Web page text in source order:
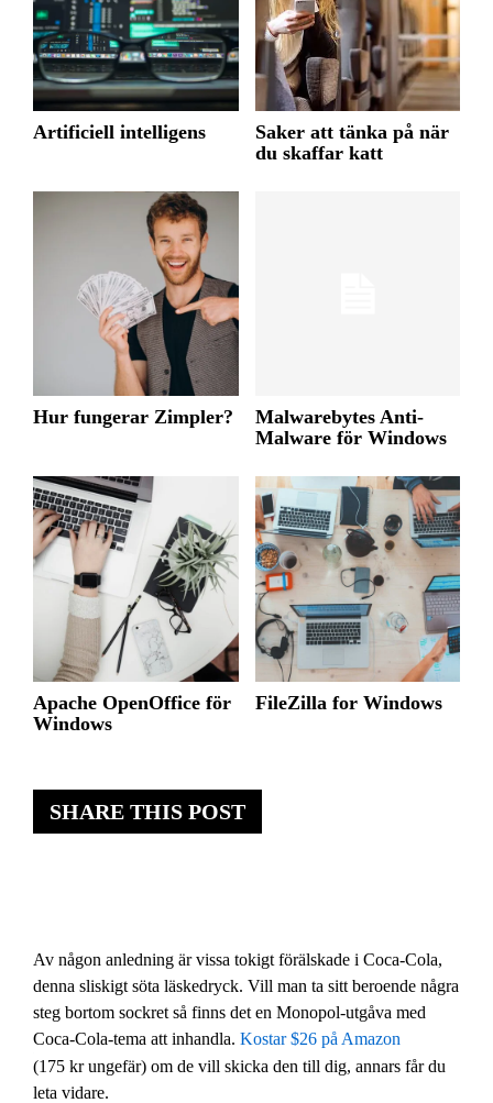
SHARE THIS POST
Av någon anledning är vissa tokigt förälskade i Coca-Cola,
denna sliskigt söta läskedryck. Vill man ta sitt beroende några
steg bortom sockret så finns det en Monopol-utgåva med
Coca-Cola-tema att inhandla. Kostar $26 på Amazon
(175 kr ungefär) om de vill skicka den till dig, annars får du
leta vidare.
Artificiell intelligens
Saker att tänka på när
du skaffar katt
Hur fungerar Zimpler?
Malwarebytes Anti-
Malware för Windows
Apache OpenOffice för
Windows
FileZilla for Windows